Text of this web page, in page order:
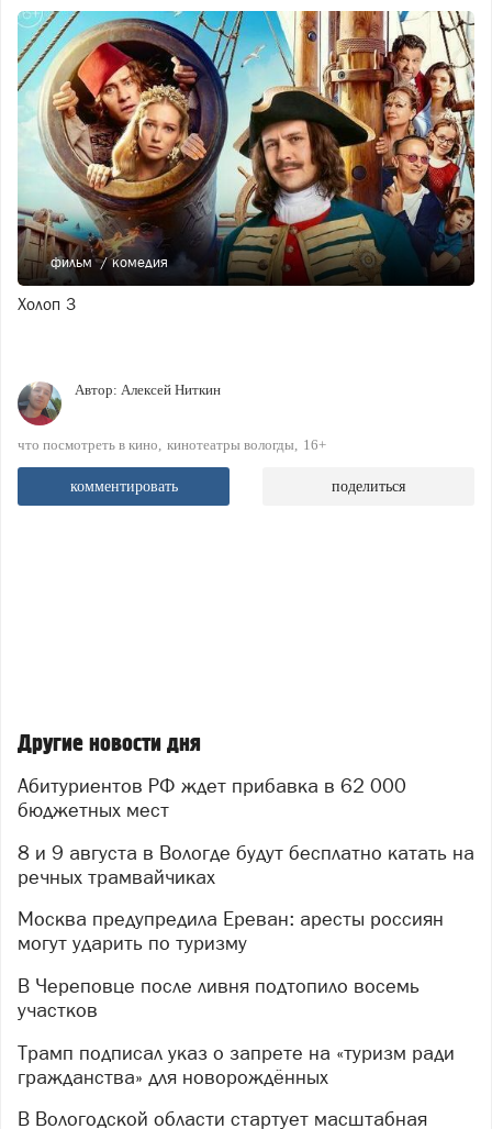
фильм комедия
Холоп 3
Автор: Алексей Ниткин
что посмотреть в кино кинотеатры вологды 16+
комментировать поделиться
Другие новости дня
Абитуриентов РФ ждет прибавка в 62 000
бюджетных мест
8 и 9 августа в Вологде будут бесплатно катать на
речных трамвайчиках
Москва предупредила Ереван: аресты россиян
могут ударить по туризму
В Череповце после ливня подтопило восемь
участков
Трамп подписал указ о запрете на «туризм ради
гражданства» для новорождённых
В Вологодской области стартует масштабная